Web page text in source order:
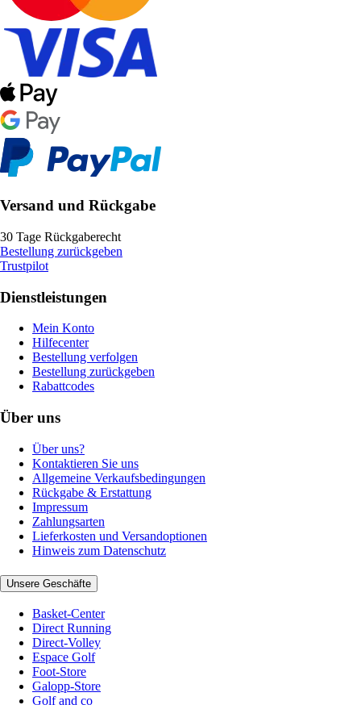
Versand und Rückgabe
30 Tage Rückgaberecht
Bestellung zurückgeben
Trustpilot
Dienstleistungen
Mein Konto
Hilfecenter
Bestellung verfolgen
Bestellung zurückgeben
Rabattcodes
Über uns
Über uns?
Kontaktieren Sie uns
Allgemeine Verkaufsbedingungen
Rückgabe & Erstattung
Impressum
Zahlungsarten
Lieferkosten und Versandoptionen
Hinweis zum Datenschutz
Unsere Geschäfte
Basket-Center
Direct Running
Direct-Volley
Espace Golf
Foot-Store
Galopp-Store
Golf and co